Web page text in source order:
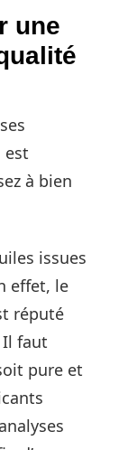
une
est
à bien
issues
effet, le
réputé
Il faut
pure et